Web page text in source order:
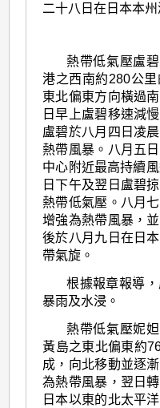
二十八日在日本本
熱帶低氣壓盧
港之西南約280公
東北偏東方向橫過
日早上盧碧移速減
盧碧於八月四日凌
熱帶風暴。八月五
中心附近最高持續
日下午及翌日盧碧
熱帶低氣壓。八月
增強為熱帶風暴，
後於八月九日在日
帶氣旋。
根據報章報導
暴雨及水浸。
熱帶低氣壓妮
黃島之東北偏東約
成，向北移動並逐
為熱帶風暴，翌日
日本以東的北太平